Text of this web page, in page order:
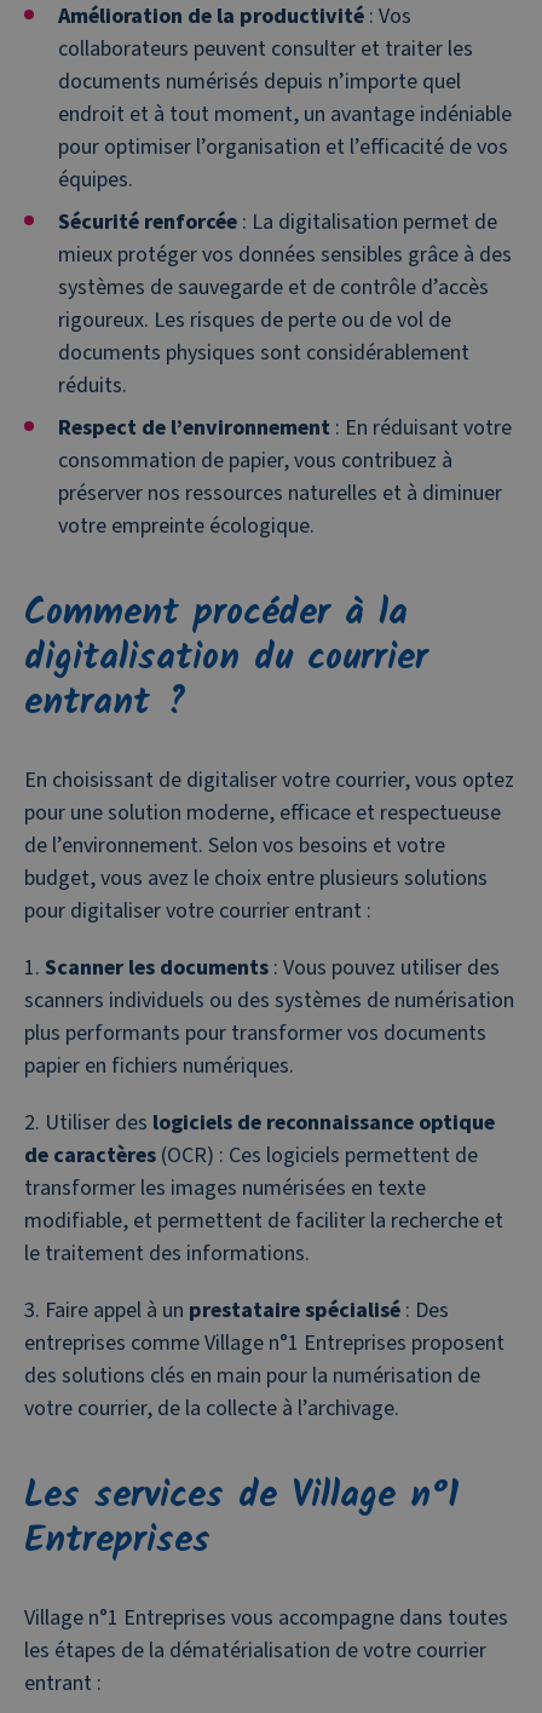
Amélioration de la productivité : Vos
collaborateurs peuvent consulter et traiter les
documents numérisés depuis n’importe quel
endroit et à tout moment, un avantage indéniable
pour optimiser l’organisation et l’efficacité de vos
équipes.
Sécurité renforcée : La digitalisation permet de
mieux protéger vos données sensibles grâce à des
systèmes de sauvegarde et de contrôle d’accès
rigoureux. Les risques de perte ou de vol de
documents physiques sont considérablement
réduits.
Respect de l’environnement : En réduisant votre
consommation de papier, vous contribuez à
préserver nos ressources naturelles et à diminuer
votre empreinte écologique.
Comment procéder à la
digitalisation du courrier
entrant ?
En choisissant de digitaliser votre courrier, vous optez
pour une solution moderne, efficace et respectueuse
de l’environnement. Selon vos besoins et votre
budget, vous avez le choix entre plusieurs solutions
pour digitaliser votre courrier entrant :
Scanner les documents : Vous pouvez utiliser des
scanners individuels ou des systèmes de numérisation
plus performants pour transformer vos documents
papier en fichiers numériques.
Utiliser des logiciels de reconnaissance optique
de caractères (OCR) : Ces logiciels permettent de
transformer les images numérisées en texte
modifiable, et permettent de faciliter la recherche et
le traitement des informations.
Faire appel à un prestataire spécialisé : Des
entreprises comme Village n°1 Entreprises proposent
des solutions clés en main pour la numérisation de
votre courrier, de la collecte à l’archivage.
Les services de Village n°1
Entreprises
Village n°1 Entreprises vous accompagne dans toutes
les étapes de la dématérialisation de votre courrier
entrant :